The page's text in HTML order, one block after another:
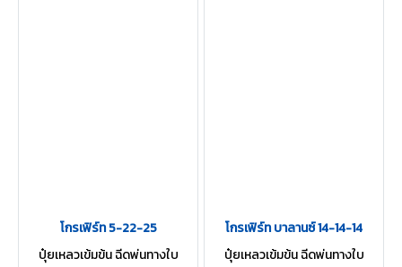
โกรเฟิร์ท 5-22-25
ปุ๋ยเหลวเข้มข้น ฉีดพ่นทางใบ
โกรเฟิร์ท บาลานซ์ 14-14-14
ปุ๋ยเหลวเข้มข้น ฉีดพ่นทางใบ